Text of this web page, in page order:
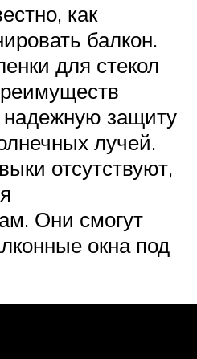
как
балкон.
для стекол
защиту
лучей.
отсутствуют,
Они смогут
окна под